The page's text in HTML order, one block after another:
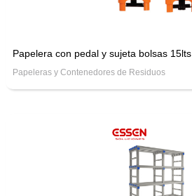
Papelera con pedal y sujeta bolsas 15lts
Papeleras y Contenedores de Residuos